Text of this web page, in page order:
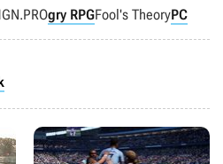
gry RPGFool's TheoryPC